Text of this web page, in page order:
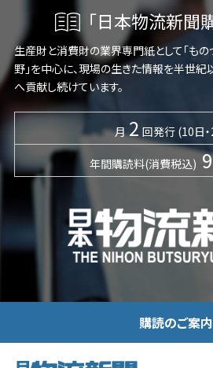
「日本物流新聞
生産財と消費財の業界専門紙として「ものづ
野」を中心に、現場の生きた情報を半世紀
へ貢献し続けています。
月 2 回発行 (10日
年間購読料(消費税込)
購読のご案内